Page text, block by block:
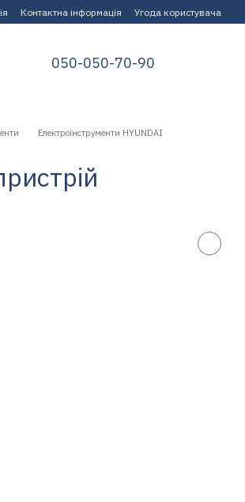
Контактна інформація Угода користувача
050-050-70-90
Електроінструменти HYUNDAI